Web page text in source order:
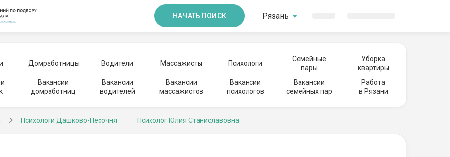
НАЧАТЬ ПОИСК Рязань
Домработницы Водители Массажисты Психологи
Семейные
пары
Уборка
квартиры
Вакансии
домработниц
Вакансии
водителей
Вакансии
массажистов
Вакансии
психологов
Вакансии
семейных пар
Работа
в Рязани
Психологи Дашково-Песочня Психолог Юлия Станиславовна